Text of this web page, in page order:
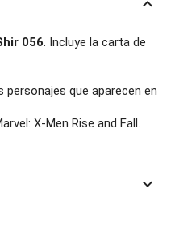
056. Incluye la carta de
que aparecen en
X-Men Rise and Fall.
keyboard_arrow_down